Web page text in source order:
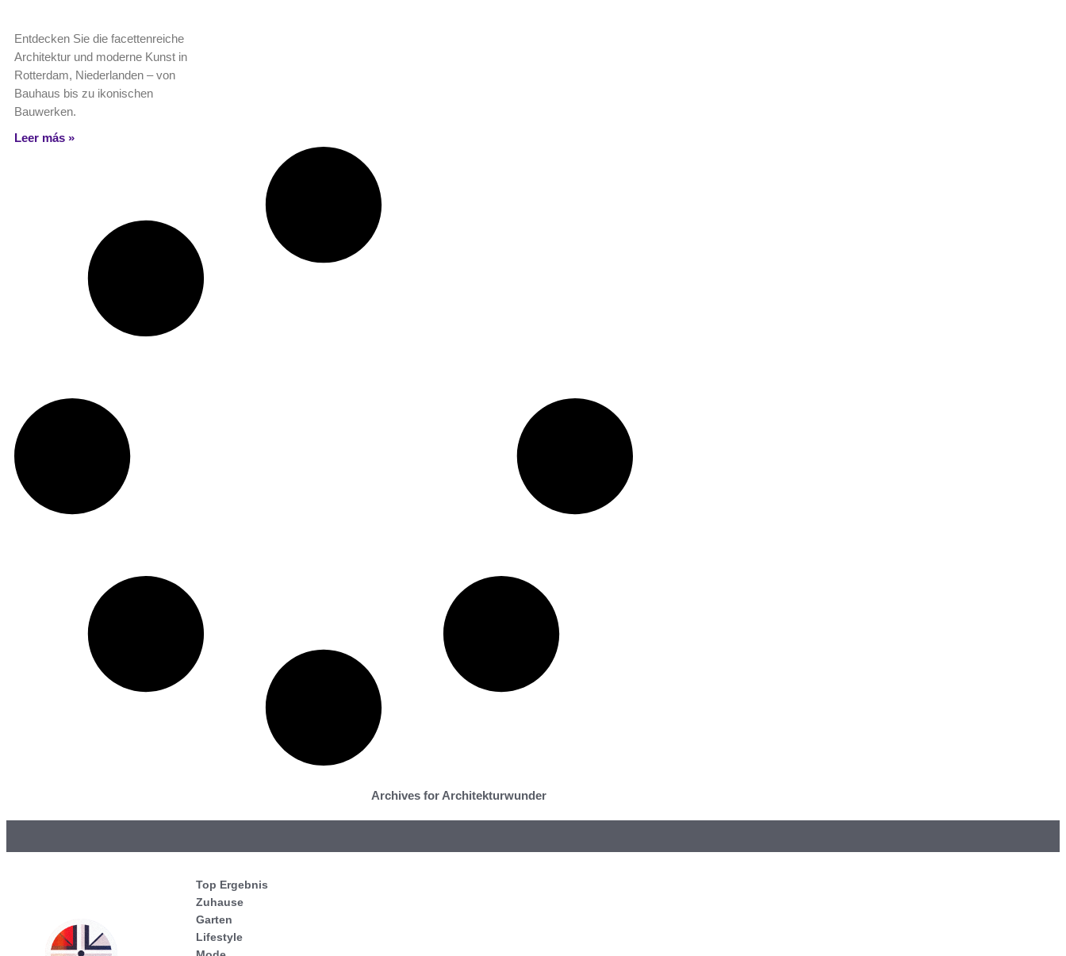
Entdecken Sie die facettenreiche
Architektur und moderne Kunst in
Rotterdam, Niederlanden – von
Bauhaus bis zu ikonischen
Bauwerken.
Leer más »
Archives for Architekturwunder
Top Ergebnis
Zuhause
Garten
Lifestyle